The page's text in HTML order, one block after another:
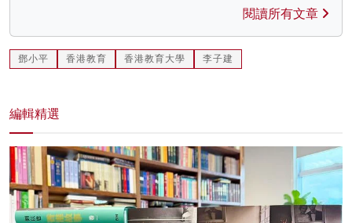
閱讀所有文章
鄧小平 香港教育 香港教育大學 李子建
編輯精選